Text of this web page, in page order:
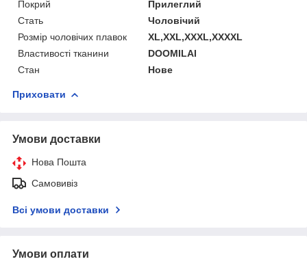
Покрий
Прилеглий
Стать
Чоловічий
Розмір чоловічих плавок
XL,XXL,XXXL,XXXXL
Властивості тканини
DOOMILAI
Стан
Нове
Приховати
Умови доставки
Нова Пошта
Самовивіз
Всі умови доставки
Умови оплати